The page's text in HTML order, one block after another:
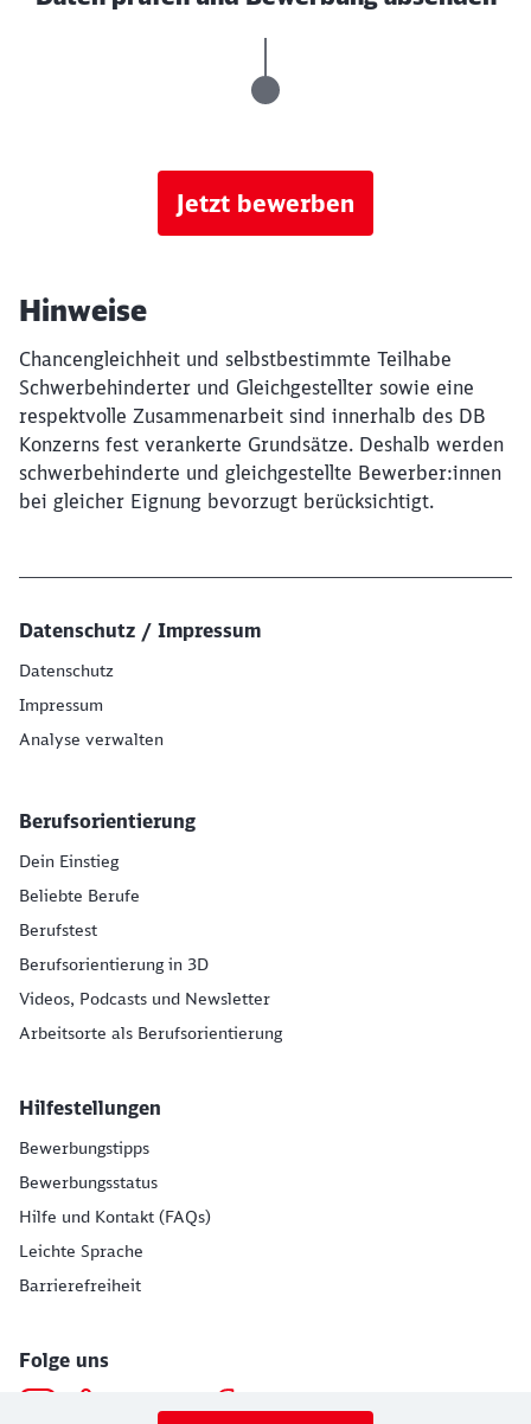
Jetzt bewerben
Hinweise
Chancengleichheit und selbstbestimmte Teilhabe
Schwerbehinderter und Gleichgestellter sowie eine
respektvolle Zusammenarbeit sind innerhalb des DB
Konzerns fest verankerte Grundsätze. Deshalb werden
schwerbehinderte und gleichgestellte Bewerber:innen
bei gleicher Eignung bevorzugt berücksichtigt.
Datenschutz / Impressum
Datenschutz
Impressum
Analyse verwalten
Berufsorientierung
Dein Einstieg
Beliebte Berufe
Berufstest
Berufsorientierung in 3D
Videos, Podcasts und Newsletter
Arbeitsorte als Berufsorientierung
Hilfestellungen
Bewerbungstipps
Bewerbungsstatus
Hilfe und Kontakt (FAQs)
Leichte Sprache
Barrierefreiheit
Folge uns